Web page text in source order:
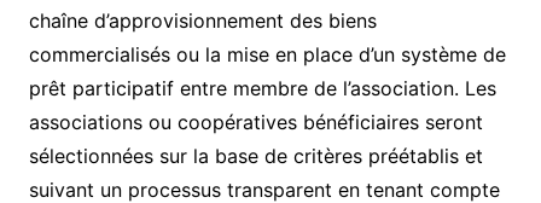
chaîne d’approvisionnement des biens
commercialisés ou la mise en place d’un système de
prêt participatif entre membre de l’association. Les
associations ou coopératives bénéficiaires seront
sélectionnées sur la base de critères préétablis et
suivant un processus transparent en tenant compte